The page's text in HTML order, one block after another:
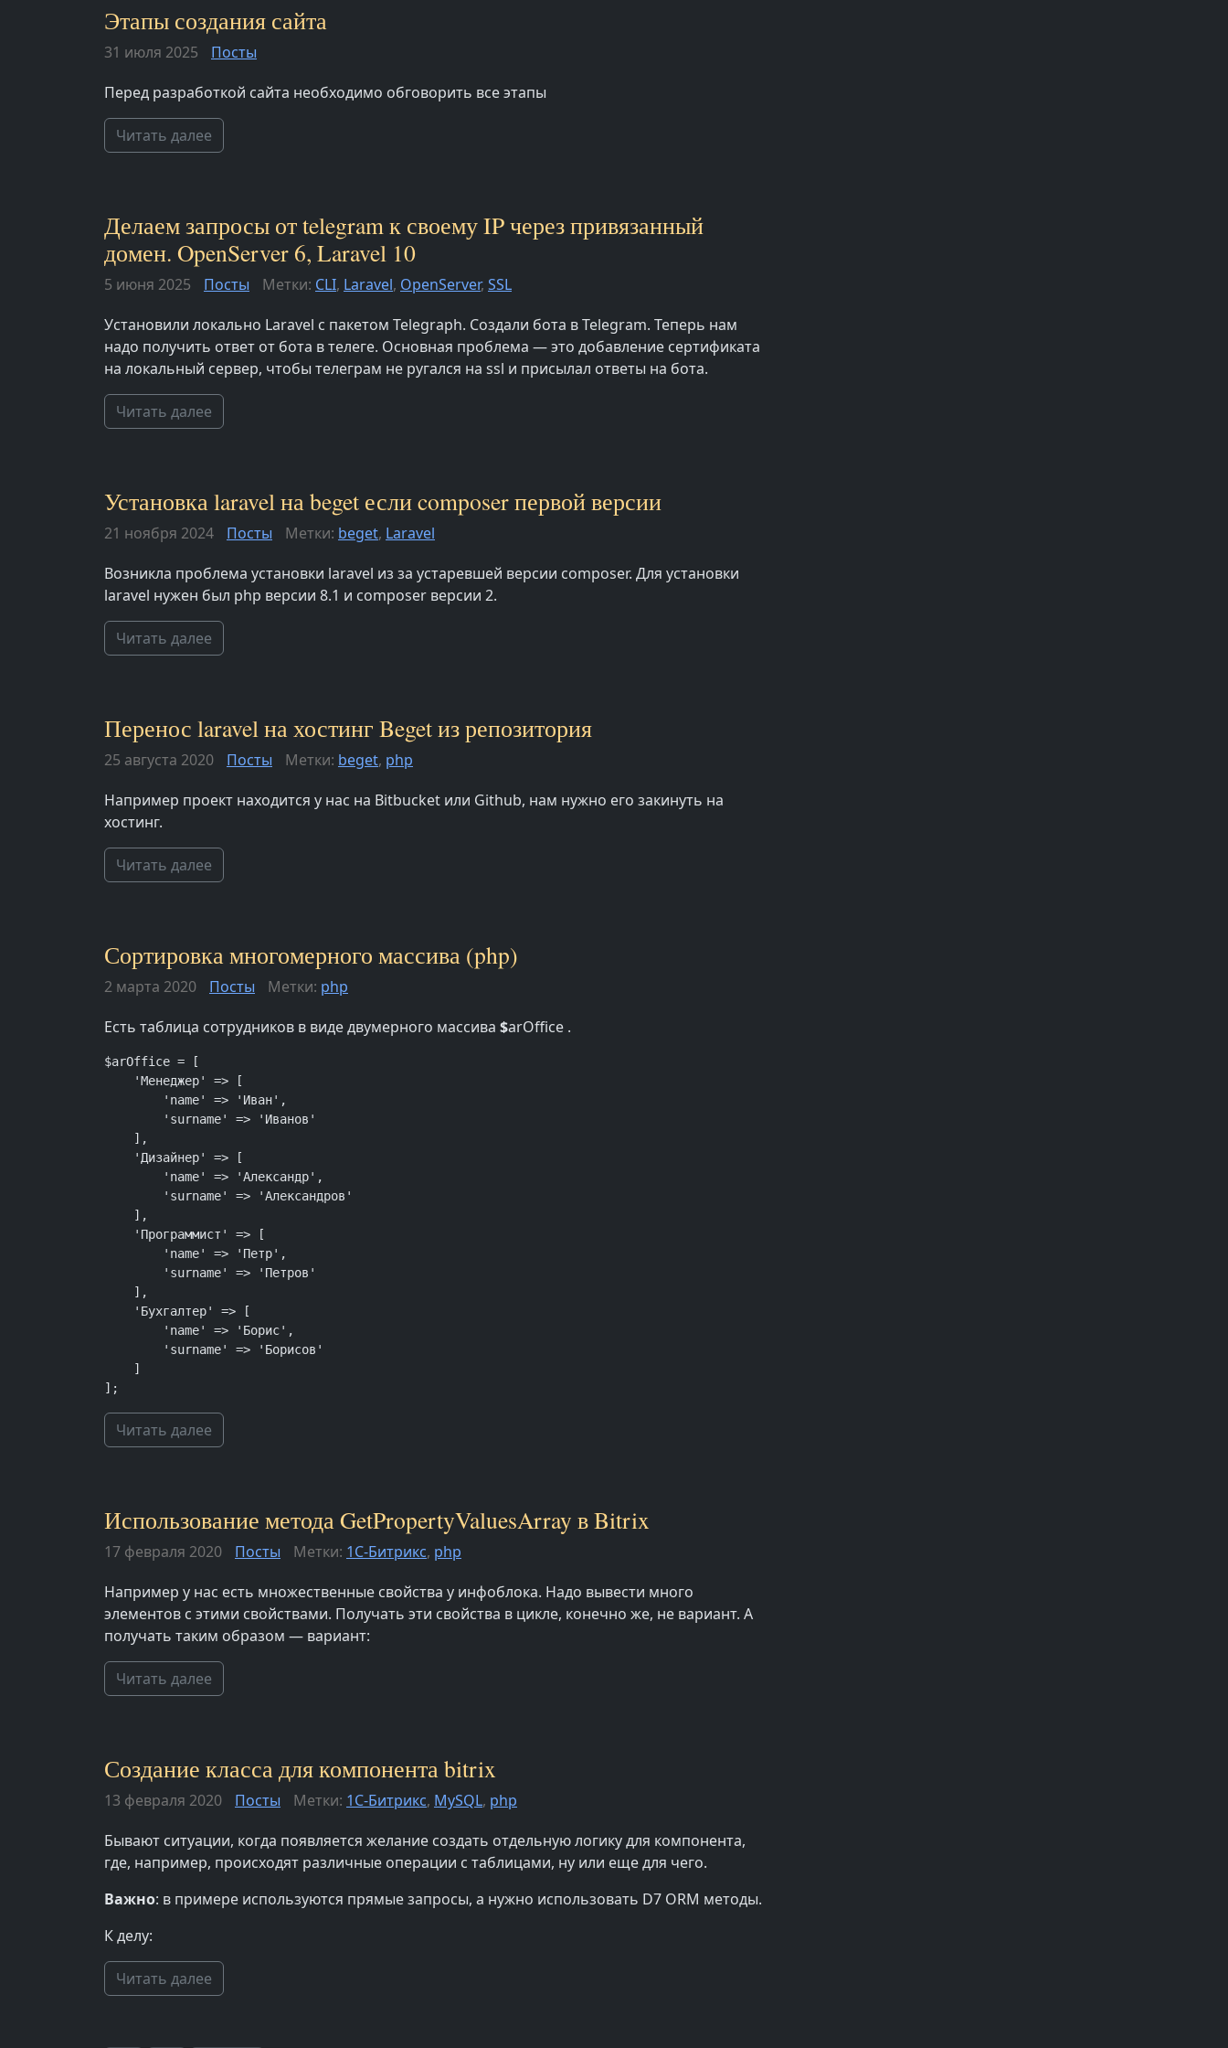
Этапы создания сайта
31 июля 2025
Посты
Перед разработкой сайта необходимо обговорить все этапы
Читать далее
Делаем запросы от telegram к своему IP через привязанный
домен. OpenServer 6, Laravel 10
5 июня 2025 Посты Метки: CLI, Laravel, OpenServer, SSL
Установили локально Laravel с пакетом Telegraph. Создали бота в Telegram. Теперь нам
надо получить ответ от бота в телеге. Основная проблема — это добавление сертификата
на локальный сервер, чтобы телеграм не ругался на ssl и присылал ответы на бота.
Читать далее
Установка laravel на beget если composer первой версии
21 ноября 2024 Посты Метки: beget, Laravel
Возникла проблема установки laravel из за устаревшей версии composer. Для установки
laravel нужен был php версии 8.1 и composer версии 2.
Читать далее
Перенос laravel на хостинг Beget из репозитория
25 августа 2020 Посты Метки: beget, php
Например проект находится у нас на Bitbucket или Github, нам нужно его закинуть на
хостинг.
Читать далее
Сортировка многомерного массива (php)
2 марта 2020 Посты Метки: php
Есть таблица сотрудников в виде двумерного массива $arOffice .
$arOffice = [
];
Читать далее
Использование метода GetPropertyValuesArray в Bitrix
17 февраля 2020 Посты Метки: 1С-Битрикс, php
Например у нас есть множественные свойства у инфоблока. Надо вывести много
элементов с этими свойствами. Получать эти свойства в цикле, конечно же, не вариант. А
получать таким образом — вариант:
Читать далее
Создание класса для компонента bitrix
13 февраля 2020 Посты Метки: 1С-Битрикс, MySQL, php
Бывают ситуации, когда появляется желание создать отдельную логику для компонента,
где, например, происходят различные операции с таблицами, ну или еще для чего.
Важно: в примере используются прямые запросы, а нужно использовать D7 ORM методы.
К делу:
Читать далее